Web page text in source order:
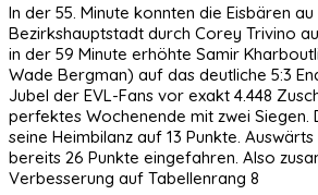
In der 55. Minute konnten die Eisbären
Bezirkshauptstadt durch Corey Trivino
in der 59 Minute erhöhte Samir
Wade Bergman) auf das deutliche 5:3
Jubel der EVL-Fans vor exakt 4.448
perfektes Wochenende mit zwei Siegen.
seine Heimbilanz auf 13 Punkte.
bereits 26 Punkte eingefahren. Also
Verbesserung auf Tabellenrang 8